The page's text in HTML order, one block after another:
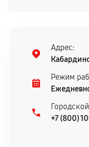
Адрес:
Режим
+7 (800)